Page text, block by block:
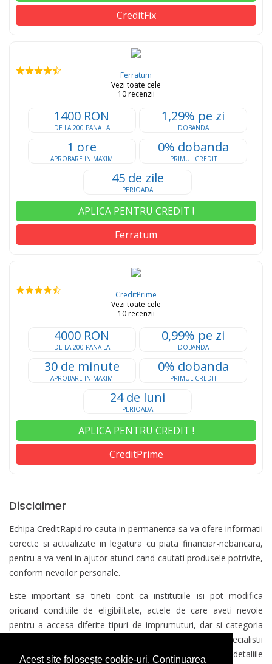
Acest site folosește cookie-uri. Continuarea
CreditFix
Ferratum
Vezi toate cele
10 recenzii
1400 RON
DE LA 200 PANA LA
1,29% pe zi
DOBANDA
1 ore
APROBARE IN MAXIM
0% dobanda
PRIMUL CREDIT
45 de zile
PERIOADA
APLICA PENTRU CREDIT !
Ferratum
CreditPrime
Vezi toate cele
10 recenzii
4000 RON
DE LA 200 PANA LA
0,99% pe zi
DOBANDA
30 de minute
APROBARE IN MAXIM
0% dobanda
PRIMUL CREDIT
24 de luni
PERIOADA
APLICA PENTRU CREDIT !
CreditPrime
Disclaimer
Echipa CreditRapid.ro cauta in permanenta sa va ofere informatii
corecte si actualizate in legatura cu piata financiar-nebancara,
pentru a va veni in ajutor atunci cand cautati produsele potrivite,
conform nevoilor personale.
Este important sa tineti cont ca institutiile isi pot modifica
oricand conditiile de eligibilitate, actele de care aveti nevoie
pentru a accesa diferite tipuri de imprumuturi, dar si categoria
de varsta in care trebuie sa va incadrati. De aceea, specialistii
CreditRapid.ro va recomanda sa cititi cu multa atentie detaliile